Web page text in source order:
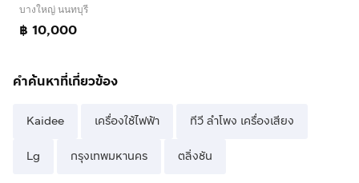
บางใหญ่ นนทบุรี
฿ 10,000
คำค้นหาที่เกี่ยวข้อง
Kaidee เครื่องใช้ไฟฟ้า ทีวี ลำโพง เครื่องเสียง
Lg กรุงเทพมหานคร ตลิ่งชัน